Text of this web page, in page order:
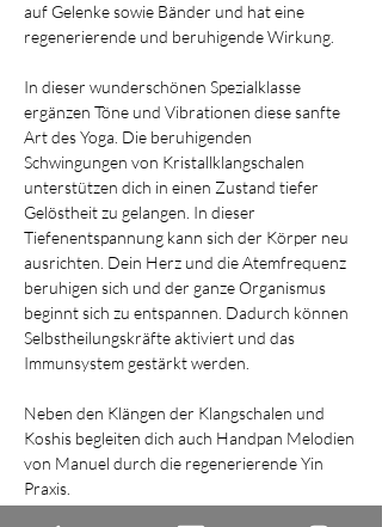
auf Gelenke sowie Bänder und hat eine
regenerierende und beruhigende Wirkung.
In dieser wunderschönen Spezialklasse
ergänzen Töne und Vibrationen diese sanfte
Art des Yoga. Die beruhigenden
Schwingungen von Kristallklangschalen
unterstützen dich in einen Zustand tiefer
Gelöstheit zu gelangen. In dieser
Tiefenentspannung kann sich der Körper neu
ausrichten. Dein Herz und die Atemfrequenz
beruhigen sich und der ganze Organismus
beginnt sich zu entspannen. Dadurch können
Selbstheilungskräfte aktiviert und das
Immunsystem gestärkt werden.
Neben den Klängen der Klangschalen und
Koshis begleiten dich auch Handpan Melodien
von Manuel durch die regenerierende Yin
Praxis.